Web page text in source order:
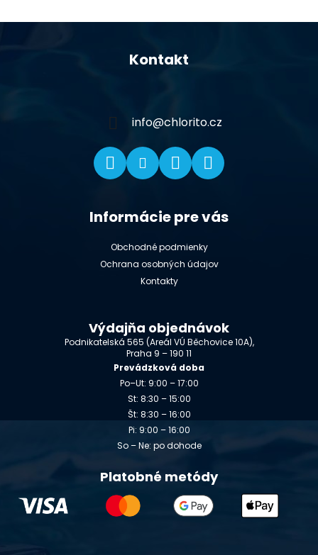
Kontakt
info@chlorito.cz
Informácie pre vás
Obchodné podmienky
Ochrana osobných údajov
Kontakty
Výdajňa objednávok
Podnikatelská 565 (Areál VÚ Běchovice 10A),
Praha 9 – 190 11
Prevádzková doba
Po–Ut: 9:00 – 17:00
St: 8:30 – 15:00
Št: 8:30 – 16:00
Pi: 9:00 – 16:00
So – Ne: po dohode
Platobné metódy